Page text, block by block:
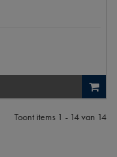
Toont items 1 - 14van 14